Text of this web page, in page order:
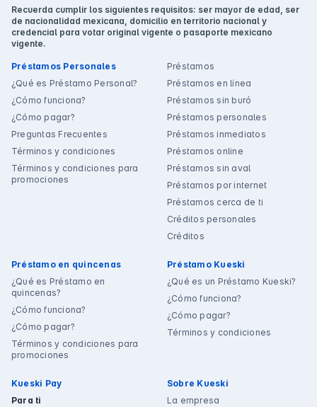
Recuerda cumplir los siguientes requisitos: ser mayor de edad, ser
de nacionalidad mexicana, domicilio en territorio nacional y
credencial para votar original vigente o pasaporte mexicano
vigente.
Préstamos Personales
¿Qué es Préstamo Personal?
¿Cómo funciona?
¿Cómo pagar?
Preguntas Frecuentes
Términos y condiciones
Términos y condiciones para
promociones
Préstamos
Préstamos en línea
Préstamos sin buró
Préstamos personales
Préstamos inmediatos
Préstamos online
Préstamos sin aval
Préstamos por internet
Préstamos cerca de ti
Créditos personales
Créditos
Préstamo en quincenas
¿Qué es Préstamo en
quincenas?
¿Cómo funciona?
¿Cómo pagar?
Términos y condiciones para
promociones
Préstamo Kueski
¿Qué es un Préstamo Kueski?
¿Cómo funciona?
¿Cómo pagar?
Términos y condiciones
Kueski Pay
Para ti
Sobre Kueski
La empresa